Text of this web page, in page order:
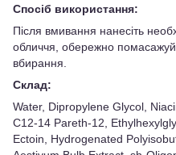
Спосіб використання:
Після вмивання нанесіть
обличчя, обережно
вбирання.
Склад:
Water, Dipropylene Glycol,
C12-14 Pareth-12,
Ectoin, Hydrogenated